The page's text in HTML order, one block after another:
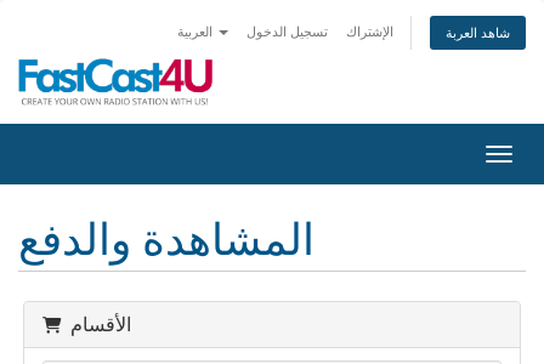
تسجيل الدخول الإشتراك شاهد العربة
المشاهدة والدفع
الأقسام